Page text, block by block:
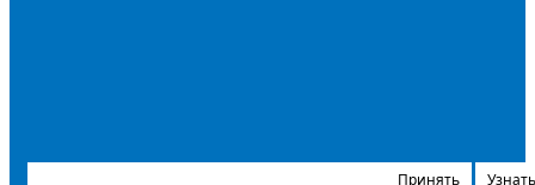
Принять